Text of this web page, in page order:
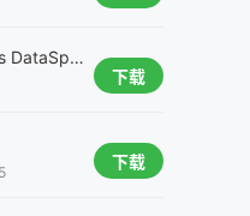
JetBrains DataSpell Intel芯片版
下载
下载